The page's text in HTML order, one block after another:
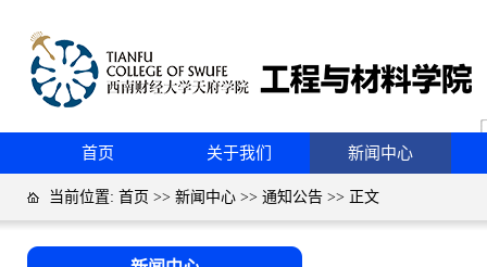
首页 关于我们 新闻中心
当前位置: 首页 >> 新闻中心 >> 通知公告 >> 正文